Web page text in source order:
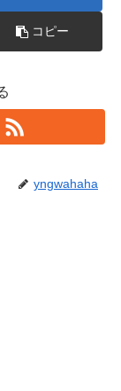
コピー
yngwahaha